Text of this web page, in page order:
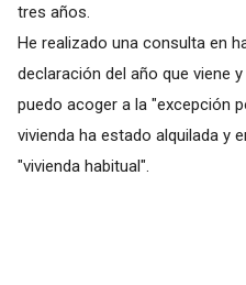
tres años.
He realizado una consulta en
declaración del año que viene
puedo acoger a la "excepción
vivienda ha estado alquilada y
"vivienda habitual".